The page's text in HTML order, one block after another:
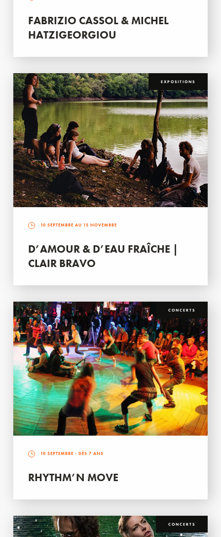
FABRIZIO CASSOL & MICHEL
HATZIGEORGIOU
EXPOSITIONS
10 SEPTEMBRE AU 15 NOVEMBRE
D’AMOUR & D’EAU FRAÎCHE |
CLAIR BRAVO
CONCERTS
10 SEPTEMBRE - DÈS 7 ANS
RHYTHM’N MOVE
CONCERTS